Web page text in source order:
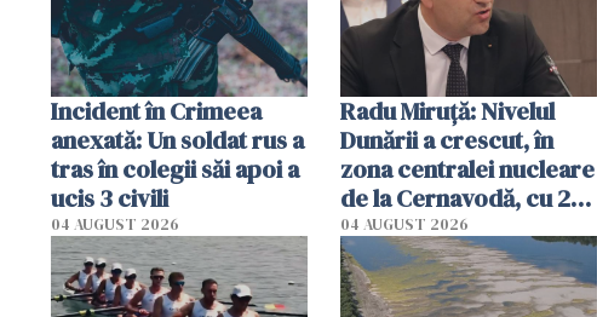
Incident în Crimeea
anexată: Un soldat rus a
tras în colegii săi apoi a
ucis 3 civili
04 AUGUST 2026
Radu Miruţă: Nivelul
Dunării a crescut, în
zona centralei nucleare
de la Cernavodă, cu 2
cm faţă de ziua trecută
04 AUGUST 2026